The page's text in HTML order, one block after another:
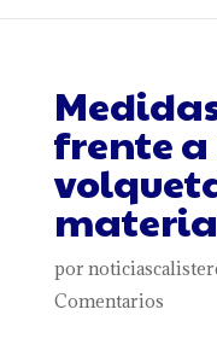
frente a
por
Comentarios